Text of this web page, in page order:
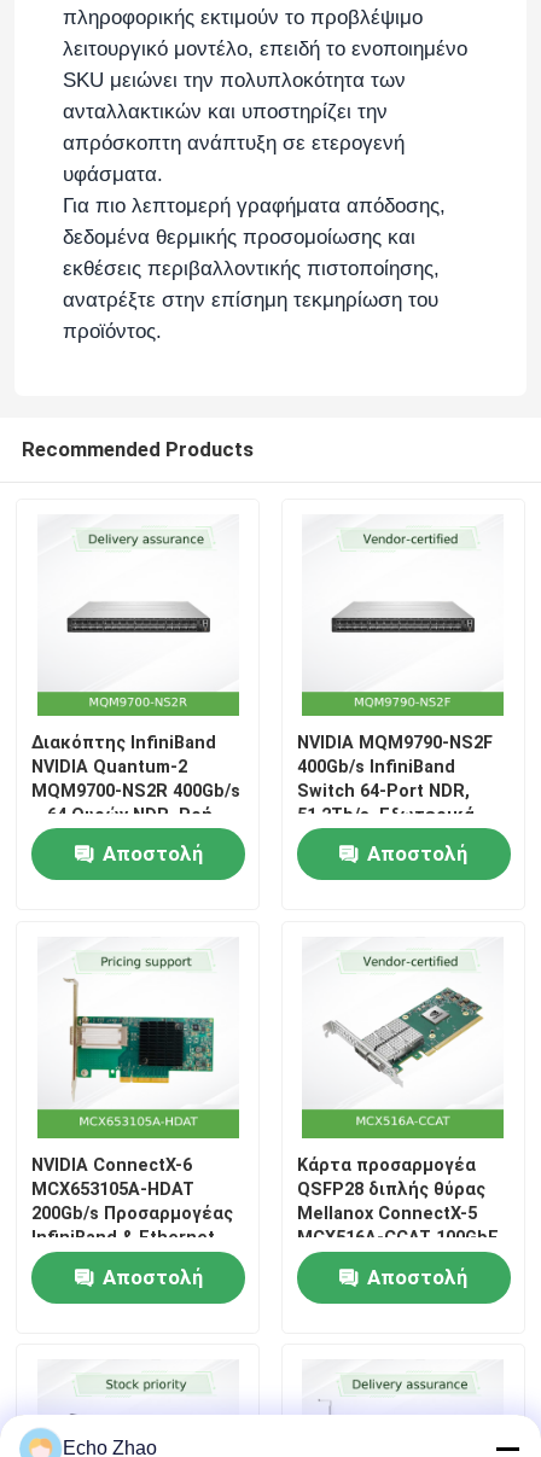
πληροφορικής εκτιμούν το προβλέψιμο
λειτουργικό μοντέλο, επειδή το ενοποιημένο
SKU μειώνει την πολυπλοκότητα των
ανταλλακτικών και υποστηρίζει την
απρόσκοπτη ανάπτυξη σε ετερογενή
υφάσματα.
Για πιο λεπτομερή γραφήματα απόδοσης,
δεδομένα θερμικής προσομοίωσης και
εκθέσεις περιβαλλοντικής πιστοποίησης,
ανατρέξτε στην επίσημη τεκμηρίωση του
προϊόντος.
Recommended Products
Διακόπτης InfiniBand
NVIDIA Quantum-2
MQM9700-NS2R 400Gb/s
– 64 Θυρών NDR, Ροή
Αέρα C2P,
Ενσωματωμένη
Αποστολή
NVIDIA MQM9790-NS2F
400Gb/s InfiniBand
Switch 64-Port NDR,
51.2Tb/s, Εξωτερικά
Διαχειριζόμενο, 1U για
HPC & AI Clusters
Αποστολή
NVIDIA ConnectX-6
MCX653105A-HDAT
200Gb/s Προσαρμογέας
InfiniBand & Ethernet
Αποστολή
Κάρτα προσαρμογέα
QSFP28 διπλής θύρας
Mellanox ConnectX-5
MCX516A-CCAT 100GbE
Αποστολή
Echo Zhao